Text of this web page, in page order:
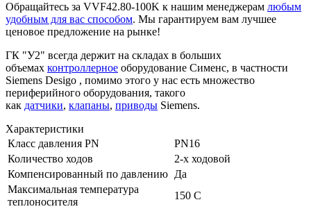
Обращайтесь за VVF42.80-100K к нашим менеджерам любым
удобным для вас способом. Мы гарантируем вам лучшее
ценовое предложение на рынке!
ГК "У2" всегда держит на складах в больших
объемах контроллерное оборудование Сименс, в частности
Siemens Desigo , помимо этого у нас есть множество
периферийного оборудования, такого
как датчики, клапаны, приводы Siemens.
Характеристики
Класс давления PN
PN16
Количество ходов
2-х ходовой
Компенсированный по давлению Да
Максимальная температура
теплоносителя
150 C